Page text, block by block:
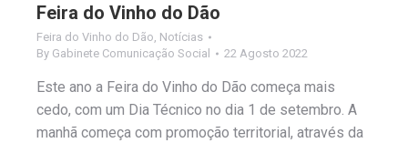
Feira do Vinho do Dão
Feira do Vinho do Dão, Notícias
By Gabinete Comunicação Social 22 Agosto 2022
Este ano a Feira do Vinho do Dão começa mais
cedo, com um Dia Técnico no dia 1 de setembro. A
manhã começa com promoção territorial, através da